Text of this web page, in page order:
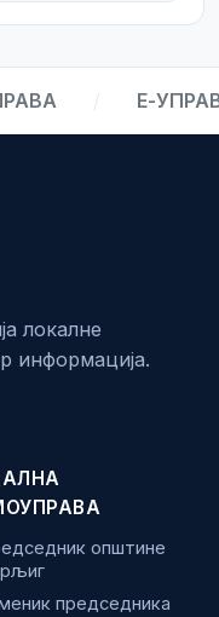
Е-УПРАВА
локалне
информација.
општине
председника